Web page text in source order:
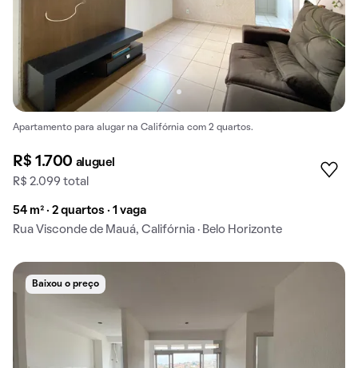
Apartamento para alugar na Califórnia com 2 quartos.
R$ 1.700 aluguel
R$ 2.099 total
54 m² · 2 quartos · 1 vaga
Rua Visconde de Mauá, Califórnia · Belo Horizonte
Baixou o preço